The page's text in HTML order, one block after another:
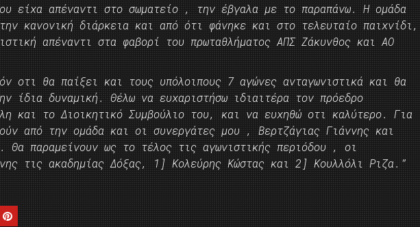
είχα απέναντι στο σωματείο , την έβγαλα με το παραπάνω. Η ομάδα
κανονική διάρκεια και από ότι φάνηκε και στο τελευταίο παιχνίδι,
απέναντι στα φαβορί του πρωταθλήματος ΑΠΣ Ζάκυνθος και ΑΟ
οτι θα παίξει και τους υπόλοιπους 7 αγώνες ανταγωνιστικά και θα
ίδια δυναμική. Θέλω να ευχαριστήσω ιδιαιτέρα τον πρόεδρο
και το Διοικητικό Συμβούλιο του, και να ευχηθώ οτι καλύτερο. Για
από την ομάδα και οι συνεργάτες μου , Βερτζάγιας Γιάννης και
Θα παραμείνουν ως το τέλος τις αγωνιστικής περιόδου , οι
τις ακαδημίας Δόξας, 1] Κολεύρης Κώστας και 2] Κουλλόλι Ριζα.”